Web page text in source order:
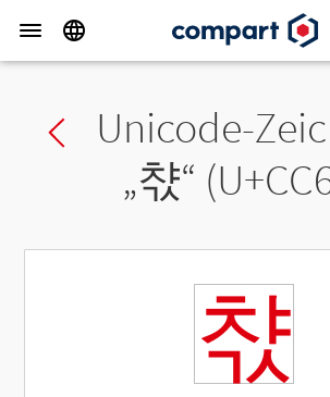
Previous char
Unicode-
„챣“
챣